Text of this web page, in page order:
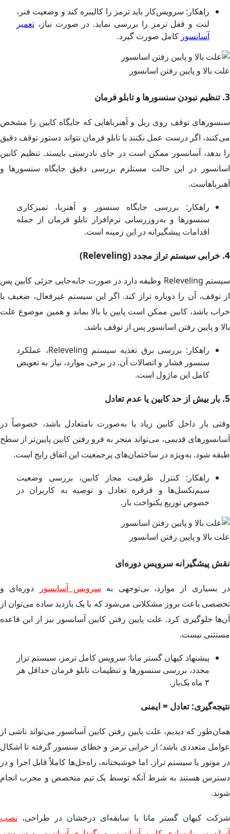
راهکار: سرویس‌کار باید ترمز را کالیبره کند و وضعیت فنر،
لنت و قفل ترمز را بررسی نماید. در صورت نیاز، تعمیر
آسانسور کامل صورت گیرد.
علت بالا و پایین رفتن اسانسور
3. تنظیم نبودن سنسورها و تابلو فرمان
سنسورهای توقف روی ریل و آهنرباهایی که جایگاه کابین را مشخص
می‌کنند، اگر درست عمل نکنند یا تابلو فرمان نتواند دستور توقف دقیق
را بدهد، آسانسور ممکن است در جای نادرستی بایستد. تنظیم کابین
اسانسور در این حالت مستلزم بررسی دقیق جایگاه سنسورها و
آهنرباهاست.
راهکار: بررسی جایگاه سنسور و آهنربا، تمیزکاری
سنسورها و به‌روزرسانی نرم‌افزار تابلو فرمان از جمله
اقدامات پیشگیرانه در این زمینه است.
4. خرابی سیستم تراز مجدد (Releveling)
سیستم Releveling وظیفه دارد در صورت جابه‌جایی جزئی کابین پس
از توقف، آن را دوباره تراز کند. اگر این سیستم غیرفعال، ضعیف یا
خراب باشد، کابین ممکن است پایین یا بالا بماند و همین موضوع علت
بالا و پایین رفتن اسانسور پس از توقف باشد.
راهکار: بررسی برق تغذیه سیستم Releveling، عملکرد
سنسور فشار و اتصالات آن. در برخی موارد، نیاز به تعویض
کامل این ماژول است.
5. بار بیش از حد کابین یا عدم تعادل
وقتی بار داخل کابین زیاد یا به‌صورت نامتعادل باشد، خصوصاً در
آسانسورهای قدیمی، می‌تواند منجر به فرو رفتن کابین پایین‌تر از سطح
طبقه شود. به‌ویژه در ساختمان‌های پرجمعیت این اتفاق رایج است.
راهکار: کنترل ظرفیت مجاز کابین، بررسی وضعیت
سیم‌بکسل‌ها و قرقره تعادل و توصیه به کاربران در
خصوص توزیع یکنواخت بار.
علت بالا و پایین رفتن اسانسور
نقش پیشگیرانه سرویس دوره‌ای
در بسیاری از موارد، بی‌توجهی به سرویس آسانسور
دوره‌ای و
تخصصی باعث بروز مشکلاتی می‌شود که با یک بازدید ساده می‌توان از
آن‌ها جلوگیری کرد. علت پایین رفتن کابین آسانسور نیز از این قاعده
مستثنی نیست.
پیشنهاد کیهان گستر مانا: سرویس کامل ترمز، سیستم تراز
مجدد، بررسی سنسورها و تنظیمات تابلو فرمان حداقل هر
۳ ماه یک‌بار.
نتیجه‌گیری: تعادل = ایمنی
همان‌طور که دیدیم، علت پایین رفتن کابین آسانسور می‌تواند ناشی از
عوامل متعددی باشد؛ از خرابی ترمز و خطای سنسور گرفته تا اشکال
در موتور یا سیستم تراز. اما خوشبختانه، راه‌حل‌ها کاملاً قابل اجرا و در
دسترس هستند به شرط آنکه توسط یک تیم متخصص و مجرب انجام
شوند.
شرکت کیهان گستر مانا با سابقه‌ای درخشان در طراحی، نصب